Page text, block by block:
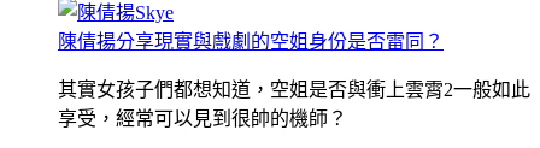
陳倩揚分享現實與戲劇的空姐身份是否雷同？
其實女孩子們都想知道，空姐是否與衝上雲霄2一般如此
享受，經常可以見到很帥的機師？